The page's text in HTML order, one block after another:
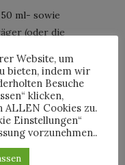
ml- sowie
(oder die
bis es
im
gehen …
PARIS
Website, um
bieten, indem wir
Besuche
klicken,
ALLEN Cookies zu.
Einstellungen“
vorzunehmen..